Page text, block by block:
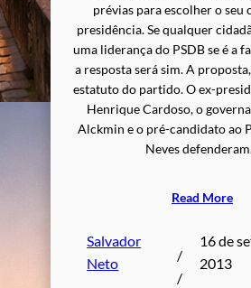
prévias para escolher o seu
presidência. Se qualquer
uma liderança do PSDB se é a
a resposta será sim. A
estatuto do partido. O ex-
Henrique Cardoso, o
Alckmin e o pré-candidato ao
Neves
Read More
Salvador
Neto
/
/
16 de
2013